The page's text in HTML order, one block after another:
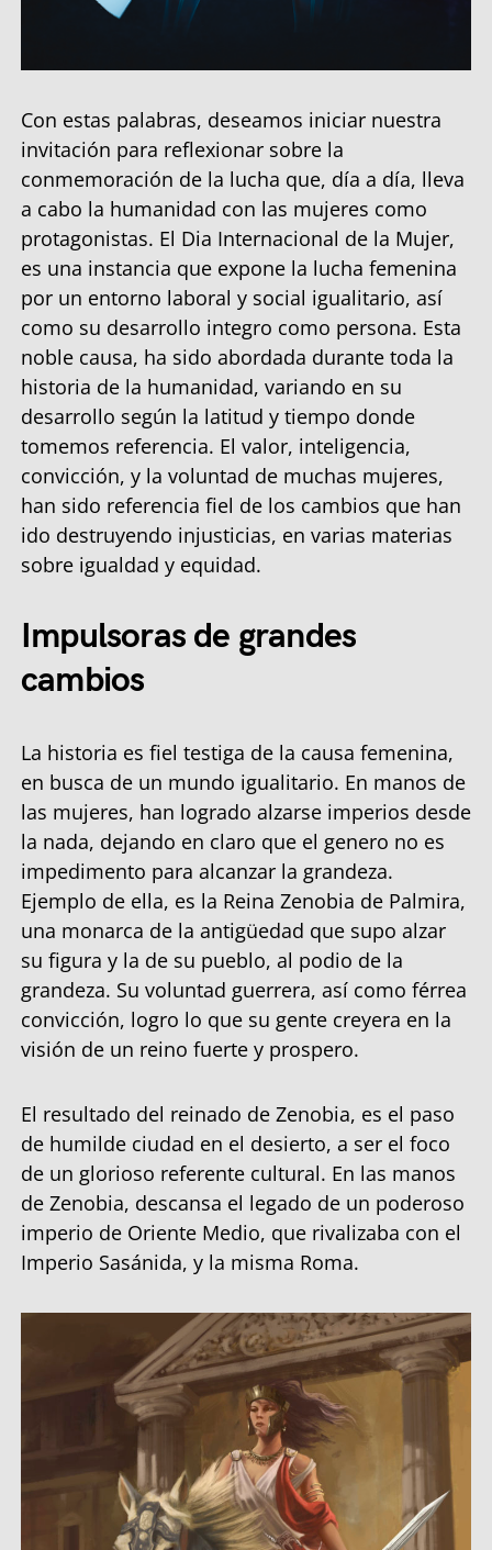
Con estas palabras, deseamos iniciar nuestra
invitación para reflexionar sobre la
conmemoración de la lucha que, día a día, lleva
a cabo la humanidad con las mujeres como
protagonistas. El Dia Internacional de la Mujer,
es una instancia que expone la lucha femenina
por un entorno laboral y social igualitario, así
como su desarrollo integro como persona. Esta
noble causa, ha sido abordada durante toda la
historia de la humanidad, variando en su
desarrollo según la latitud y tiempo donde
tomemos referencia. El valor, inteligencia,
convicción, y la voluntad de muchas mujeres,
han sido referencia fiel de los cambios que han
ido destruyendo injusticias, en varias materias
sobre igualdad y equidad.
Impulsoras de grandes
cambios
La historia es fiel testiga de la causa femenina,
en busca de un mundo igualitario. En manos de
las mujeres, han logrado alzarse imperios desde
la nada, dejando en claro que el genero no es
impedimento para alcanzar la grandeza.
Ejemplo de ella, es la Reina Zenobia de Palmira,
una monarca de la antigüedad que supo alzar
su figura y la de su pueblo, al podio de la
grandeza. Su voluntad guerrera, así como férrea
convicción, logro lo que su gente creyera en la
visión de un reino fuerte y prospero.
El resultado del reinado de Zenobia, es el paso
de humilde ciudad en el desierto, a ser el foco
de un glorioso referente cultural. En las manos
de Zenobia, descansa el legado de un poderoso
imperio de Oriente Medio, que rivalizaba con el
Imperio Sasánida, y la misma Roma.